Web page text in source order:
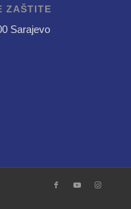
ZAŠTITE
Sarajevo